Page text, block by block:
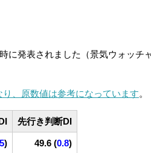
に発表されました（景気ウォッチ
、原数値は参考になっています。
先行き判断DI
) 49.6 (0.8)